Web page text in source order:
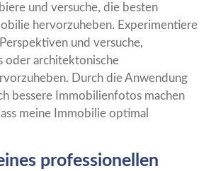
und versuche, die besten
hervorzuheben. Experimentiere
und versuche,
oder architektonische
Durch die Anwendung
bessere Immobilienfotos machen
meine Immobilie optimal
professionellen